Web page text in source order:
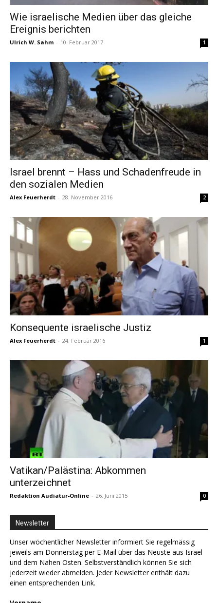
Wie israelische Medien über das gleiche
Ereignis berichten
Ulrich W. Sahm - 10. Februar 2017 1
Israel brennt – Hass und Schadenfreude in
den sozialen Medien
Alex Feuerherdt - 28. November 2016 2
Konsequente israelische Justiz
Alex Feuerherdt - 24. Februar 2016 1
Vatikan/Palästina: Abkommen
unterzeichnet
Redaktion Audiatur-Online - 26. Juni 2015 0
Newsletter
Unser wöchentlicher Newsletter informiert Sie regelmässig
jeweils am Donnerstag per E-Mail über das Neuste aus Israel
und dem Nahen Osten. Selbstverständlich können Sie sich
jederzeit wieder abmelden. Jeder Newsletter enthält dazu
einen entsprechenden Link.